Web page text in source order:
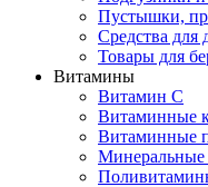
Пустышки,
Средства для
Товары для
Витамины
Витамин С
Витаминные
Витаминные
Минеральные